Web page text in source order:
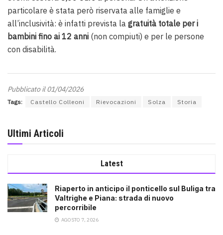
particolare è stata però riservata alle famiglie e
all’inclusività: è infatti prevista la gratuità totale per i
bambini fino ai 12 anni (non compiuti) e per le persone
con disabilità.
Pubblicato il 01/04/2026
Tags: Castello Colleoni Rievocazioni Solza Storia
Ultimi Articoli
Latest
Riaperto in anticipo il ponticello sul Buliga tra
Valtrighe e Piana: strada di nuovo
percorribile
AGOSTO 7, 2026